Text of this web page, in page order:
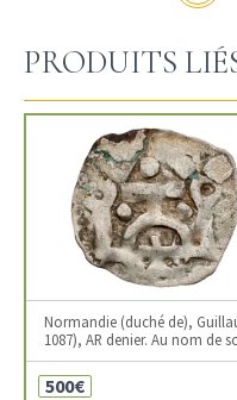
PRODUITS
Normandie (duché de),
1087), AR denier. Au nom de
500€